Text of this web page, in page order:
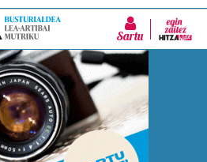
Sartu